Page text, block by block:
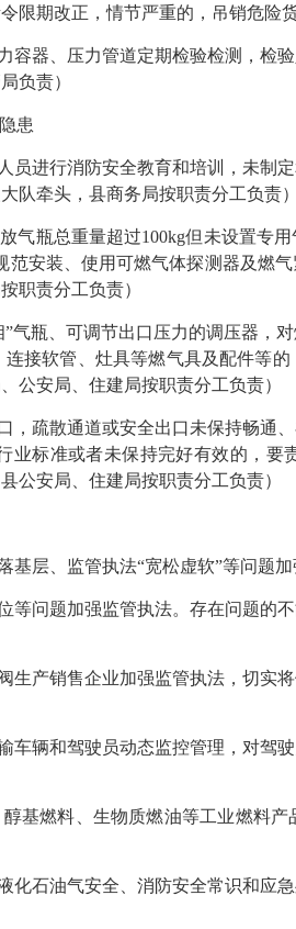
期改正，情节严重的，吊销危险
器、压力管道定期检验检测，检
负责）
患
行消防安全教育和培训，未制定
队牵头，县商务局按职责分工负责）
瓶总重量超过100kg但未设置专
安装、使用可燃气体探测器及燃
职责分工负责）
瓶、可调节出口压力的调压器，
接软管、灶具等燃气具及配件等
公安局、住建局按职责分工负责）
散通道或安全出口未保持畅通、
标准或者未保持完好有效的，
公安局、住建局按职责分工负责）
、监管执法“宽松虚软”等问题加
问题加强监管执法。存在问题的
产销售企业加强监管执法，切实
和驾驶员动态监控管理，对驾驶
燃料、生物质燃油等工业燃料产
石油气安全、消防安全常识和应